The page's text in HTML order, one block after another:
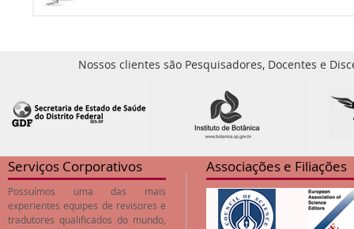
Nossos clientes são Pesquisadores, Docentes e
Serviços Corporativos
Possuímos uma das mais
experientes equipes de revisores e
tradutores qualificados do mundo,
Associações e Filiações